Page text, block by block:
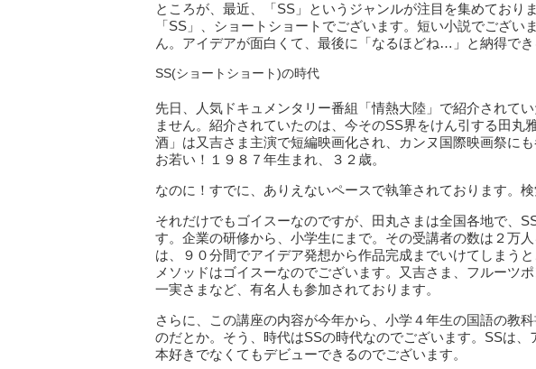
ところが、最近、「SS」というジャンルが注目を集めており
「SS」、ショートショートでございます。短い小説でござい
ん。アイデアが面白くて、最後に「なるほどね…」と納得でき
SS(ショートショート)の時代
先日、人気ドキュメンタリー番組「情熱大陸」で紹介されて
ません。紹介されていたのは、今そのSS界をけん引する田丸
酒」は又吉さま主演で短編映画化され、カンヌ国際映画祭に
お若い！１９８７年生まれ、３２歳。
なのに！すでに、ありえないペースで執筆されております。検
それだけでもゴイスーなのですが、田丸さまは全国各地で、
す。企業の研修から、小学生にまで。その受講者の数は２万
は、９０分間でアイデア発想から作品完成までいけてしまう
メソッドはゴイスーなのでございます。又吉さま、フルーツ
一実さまなど、有名人も参加されております。
さらに、この講座の内容が今年から、小学４年生の国語の教
のだとか。そう、時代はSSの時代なのでございます。SSは、
本好きでなくてもデビューできるのでございます。